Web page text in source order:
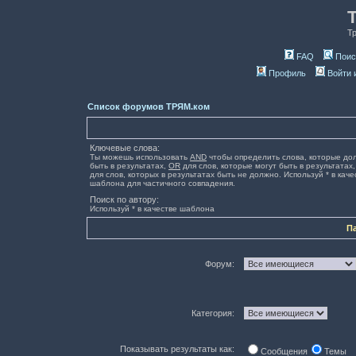
FAQ
Профиль
Войти
Список форумов ТРЯМ.ком
Ключевые слова:
Ты можешь использовать AND чтобы определить слова, которые
быть в результатах, OR для слов, которые могут быть в
для слов, которых в результатах быть не должно. Используй * в
шаблона для частичного совпадения.
Поиск по автору:
Используй * в качестве шаблона
Форум:
Категория:
Показывать результаты как: Сообщения Темы